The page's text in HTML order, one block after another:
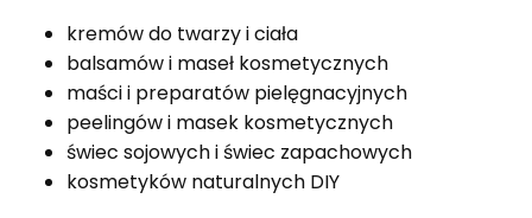
kremów do twarzy i ciała
balsamów i maseł kosmetycznych
maści i preparatów pielęgnacyjnych
peelingów i masek kosmetycznych
świec sojowych i świec zapachowych
kosmetyków naturalnych DIY